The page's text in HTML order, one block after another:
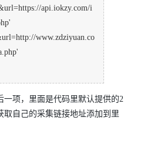
api.iokzy.com/i
www.zdziyuan.co
项，里面是代码里默认提供的2
自己的采集链接地址添加到里